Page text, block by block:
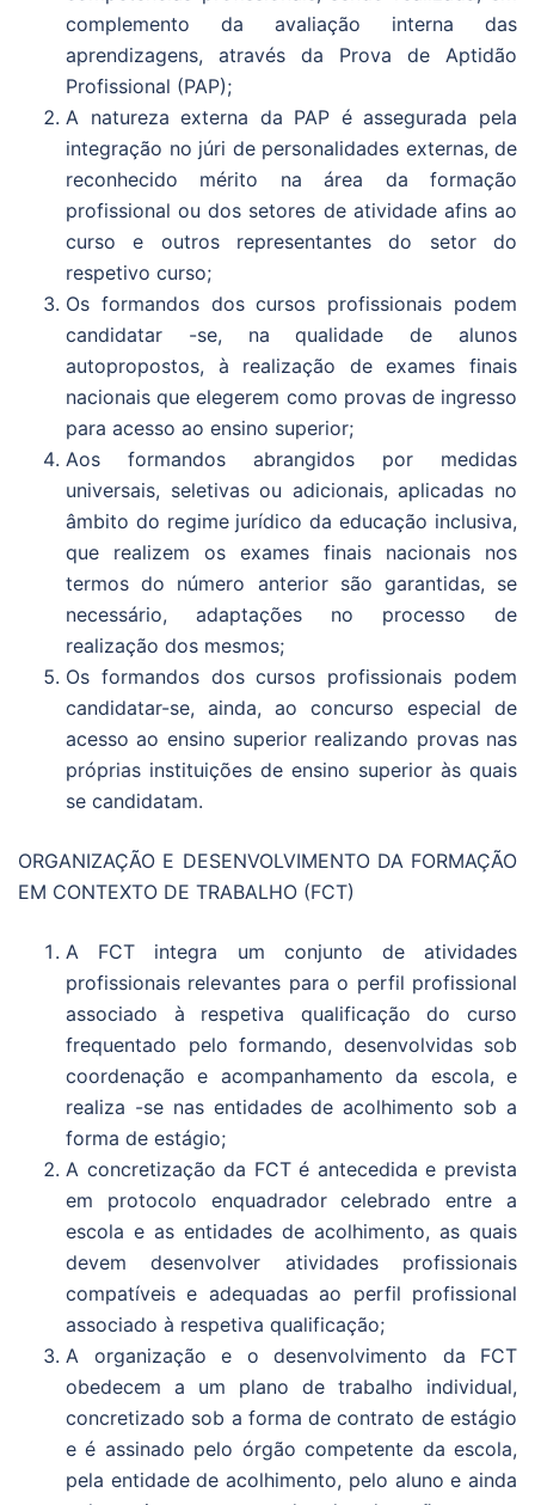
complemento da avaliação interna das
aprendizagens, através da Prova de Aptidão
Profissional (PAP);
A natureza externa da PAP é assegurada pela
integração no júri de personalidades externas, de
reconhecido mérito na área da formação
profissional ou dos setores de atividade afins ao
curso e outros representantes do setor do
respetivo curso;
Os formandos dos cursos profissionais podem
candidatar -se, na qualidade de alunos
autopropostos, à realização de exames finais
nacionais que elegerem como provas de ingresso
para acesso ao ensino superior;
Aos formandos abrangidos por medidas
universais, seletivas ou adicionais, aplicadas no
âmbito do regime jurídico da educação inclusiva,
que realizem os exames finais nacionais nos
termos do número anterior são garantidas, se
necessário, adaptações no processo de
realização dos mesmos;
Os formandos dos cursos profissionais podem
candidatar-se, ainda, ao concurso especial de
acesso ao ensino superior realizando provas nas
próprias instituições de ensino superior às quais
se candidatam.
ORGANIZAÇÃO E DESENVOLVIMENTO DA FORMAÇÃO
EM CONTEXTO DE TRABALHO (FCT)
A FCT integra um conjunto de atividades
profissionais relevantes para o perfil profissional
associado à respetiva qualificação do curso
frequentado pelo formando, desenvolvidas sob
coordenação e acompanhamento da escola, e
realiza -se nas entidades de acolhimento sob a
forma de estágio;
A concretização da FCT é antecedida e prevista
em protocolo enquadrador celebrado entre a
escola e as entidades de acolhimento, as quais
devem desenvolver atividades profissionais
compatíveis e adequadas ao perfil profissional
associado à respetiva qualificação;
A organização e o desenvolvimento da FCT
obedecem a um plano de trabalho individual,
concretizado sob a forma de contrato de estágio
e é assinado pelo órgão competente da escola,
pela entidade de acolhimento, pelo aluno e ainda